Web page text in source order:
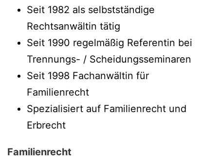
Seit 1982 als selbstständige
Rechtsanwältin tätig
Seit 1990 regelmäßig Referentin bei
Trennungs- / Scheidungsseminaren
Seit 1998 Fachanwältin für
Familienrecht
Spezialisiert auf Familienrecht und
Erbrecht
Familienrecht